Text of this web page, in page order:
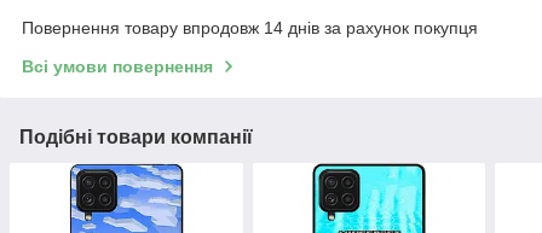
Повернення товару впродовж 14 днів за рахунок покупця
Всі умови повернення
Подібні товари компанії